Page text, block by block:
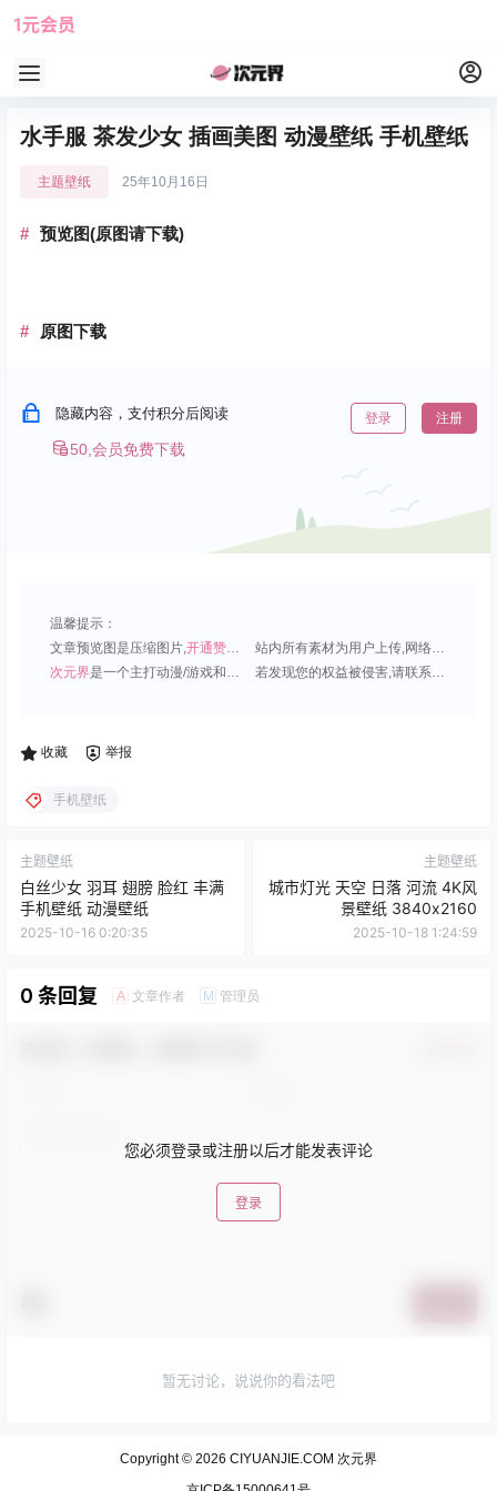
1元会员
水手服 茶发少女 插画美图 动漫壁纸 手机壁纸
主题壁纸 25年10月16日
预览图(原图请下载)
原图下载
隐藏内容，支付积分后阅读
50,会员免费下载
登录 注册
温馨提示：
文章预览图是压缩图片,开通赞助会员 可免费下载超清原图;
站内所有素材为用户上传,网络分享或原创,请勿用于商业用途;
次元界是一个主打动漫/游戏和虚拟偶像角色的插画壁纸平台; 若发现您的权益被侵害,请联系QQ1815919191,我们尽快处理.
收藏 举报
手机壁纸
主题壁纸
白丝少女 羽耳 翅膀 脸红 丰满
手机壁纸 动漫壁纸
2025-10-16 0:20:35
主题壁纸
城市灯光 天空 日落 河流 4K风
景壁纸 3840x2160
2025-10-18 1:24:59
0 条回复 A 文章作者 M 管理员
您必须登录或注册以后才能发表评论
登录
暂无讨论，说说你的看法吧
Copyright © 2026 CIYUANJIE.COM 次元界